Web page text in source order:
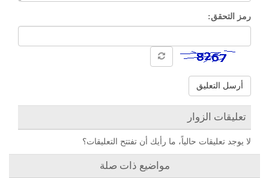
رمز التحقق:
أرسل التعليق
تعليقات الزوار
لا يوجد تعليقات حالياً، ما رأيك أن تفتتح التعليقات؟
مواضيع ذات صلة